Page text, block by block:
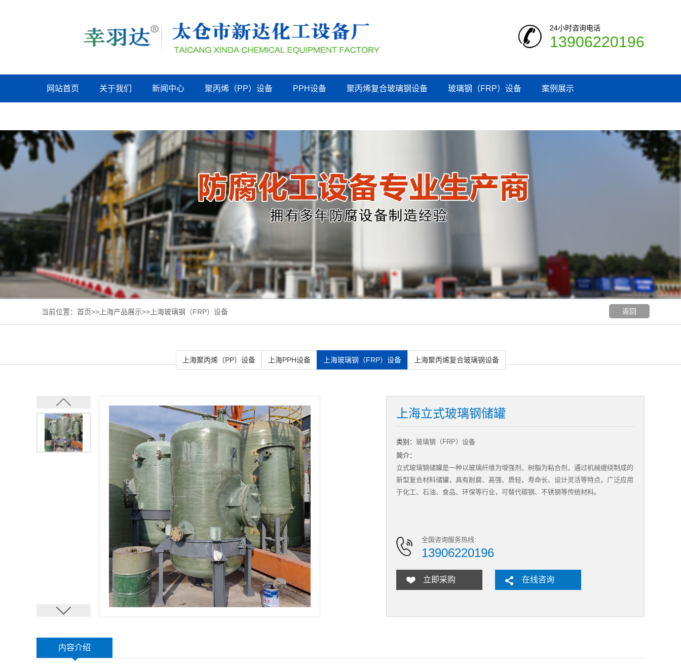
24小时咨询电话
13906220196
网站首页 关于我们 新闻中心 聚丙烯（PP）设备 PPH设备 聚丙烯复合玻璃钢设备 玻璃钢（FRP）设备 案例展示
返回
当前位置： 首页>> 上海产品展示>> 上海玻璃钢（FRP）设备
上海聚丙烯（PP）设备 上海PPH设备 上海玻璃钢（FRP）设备 上海聚丙烯复合玻璃钢设备
上海立式玻璃钢储罐
类别： 玻璃钢（FRP）设备
简介：
立式玻璃钢储罐是一种以玻璃纤维为增强剂、树脂为粘合剂，通过机械缠绕制成的
新型复合材料储罐，具有耐腐、高强、质轻、寿命长、设计灵活等特点，广泛应用
于化工、石油、食品、环保等行业，可替代碳钢、不锈钢等传统材料。
全国咨询服务热线:
13906220196
立即采购 在线咨询
内容介绍